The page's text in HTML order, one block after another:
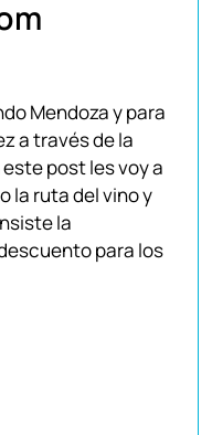
Mendoza y para
a través de la
post les voy a
la ruta del vino y
la
para los